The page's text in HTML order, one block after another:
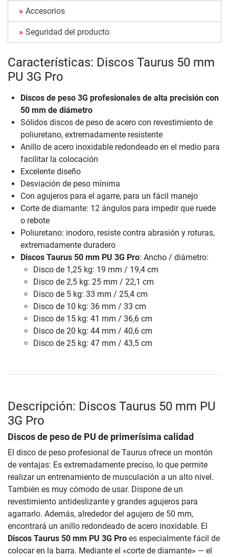
Accesorios
Seguridad del producto
Características: Discos Taurus 50 mm
PU 3G Pro
Discos de peso 3G profesionales de alta precisión con
50 mm de diámetro
Sólidos discos de peso de acero con revestimiento de
poliuretano, extremadamente resistente
Anillo de acero inoxidable redondeado en el medio para
facilitar la colocación
Excelente diseño
Desviación de peso mínima
Con agujeros para el agarre, para un fácil manejo
Corte de diamante: 12 ángulos para impedir que ruede
o rebote
Poliuretano: inodoro, resiste contra abrasión y roturas,
extremadamente duradero
Discos Taurus 50 mm PU 3G Pro: Ancho / diámetro:
Disco de 1,25 kg: 19 mm / 19,4 cm
Disco de 2,5 kg: 25 mm / 22,1 cm
Disco de 5 kg: 33 mm / 25,4 cm
Disco de 10 kg: 36 mm / 33 cm
Disco de 15 kg: 41 mm / 36,6 cm
Disco de 20 kg: 44 mm / 40,6 cm
Disco de 25 kg: 47 mm / 43,5 cm
Descripción: Discos Taurus 50 mm PU
3G Pro
Discos de peso de PU de primerísima calidad
El disco de peso profesional de Taurus ofrece un montón
de ventajas: Es extremadamente preciso, lo que permite
realizar un entrenamiento de musculación a un alto nivel.
También es muy cómodo de usar. Dispone de un
revestimiento antideslizante y grandes agujeros para
agarrarlo. Además, alrededor del agujero de 50 mm,
encontrará un anillo redondeado de acero inoxidable. El
Discos Taurus 50 mm PU 3G Pro es especialmente fácil de
colocar en la barra. Mediante el «corte de diamante» — el